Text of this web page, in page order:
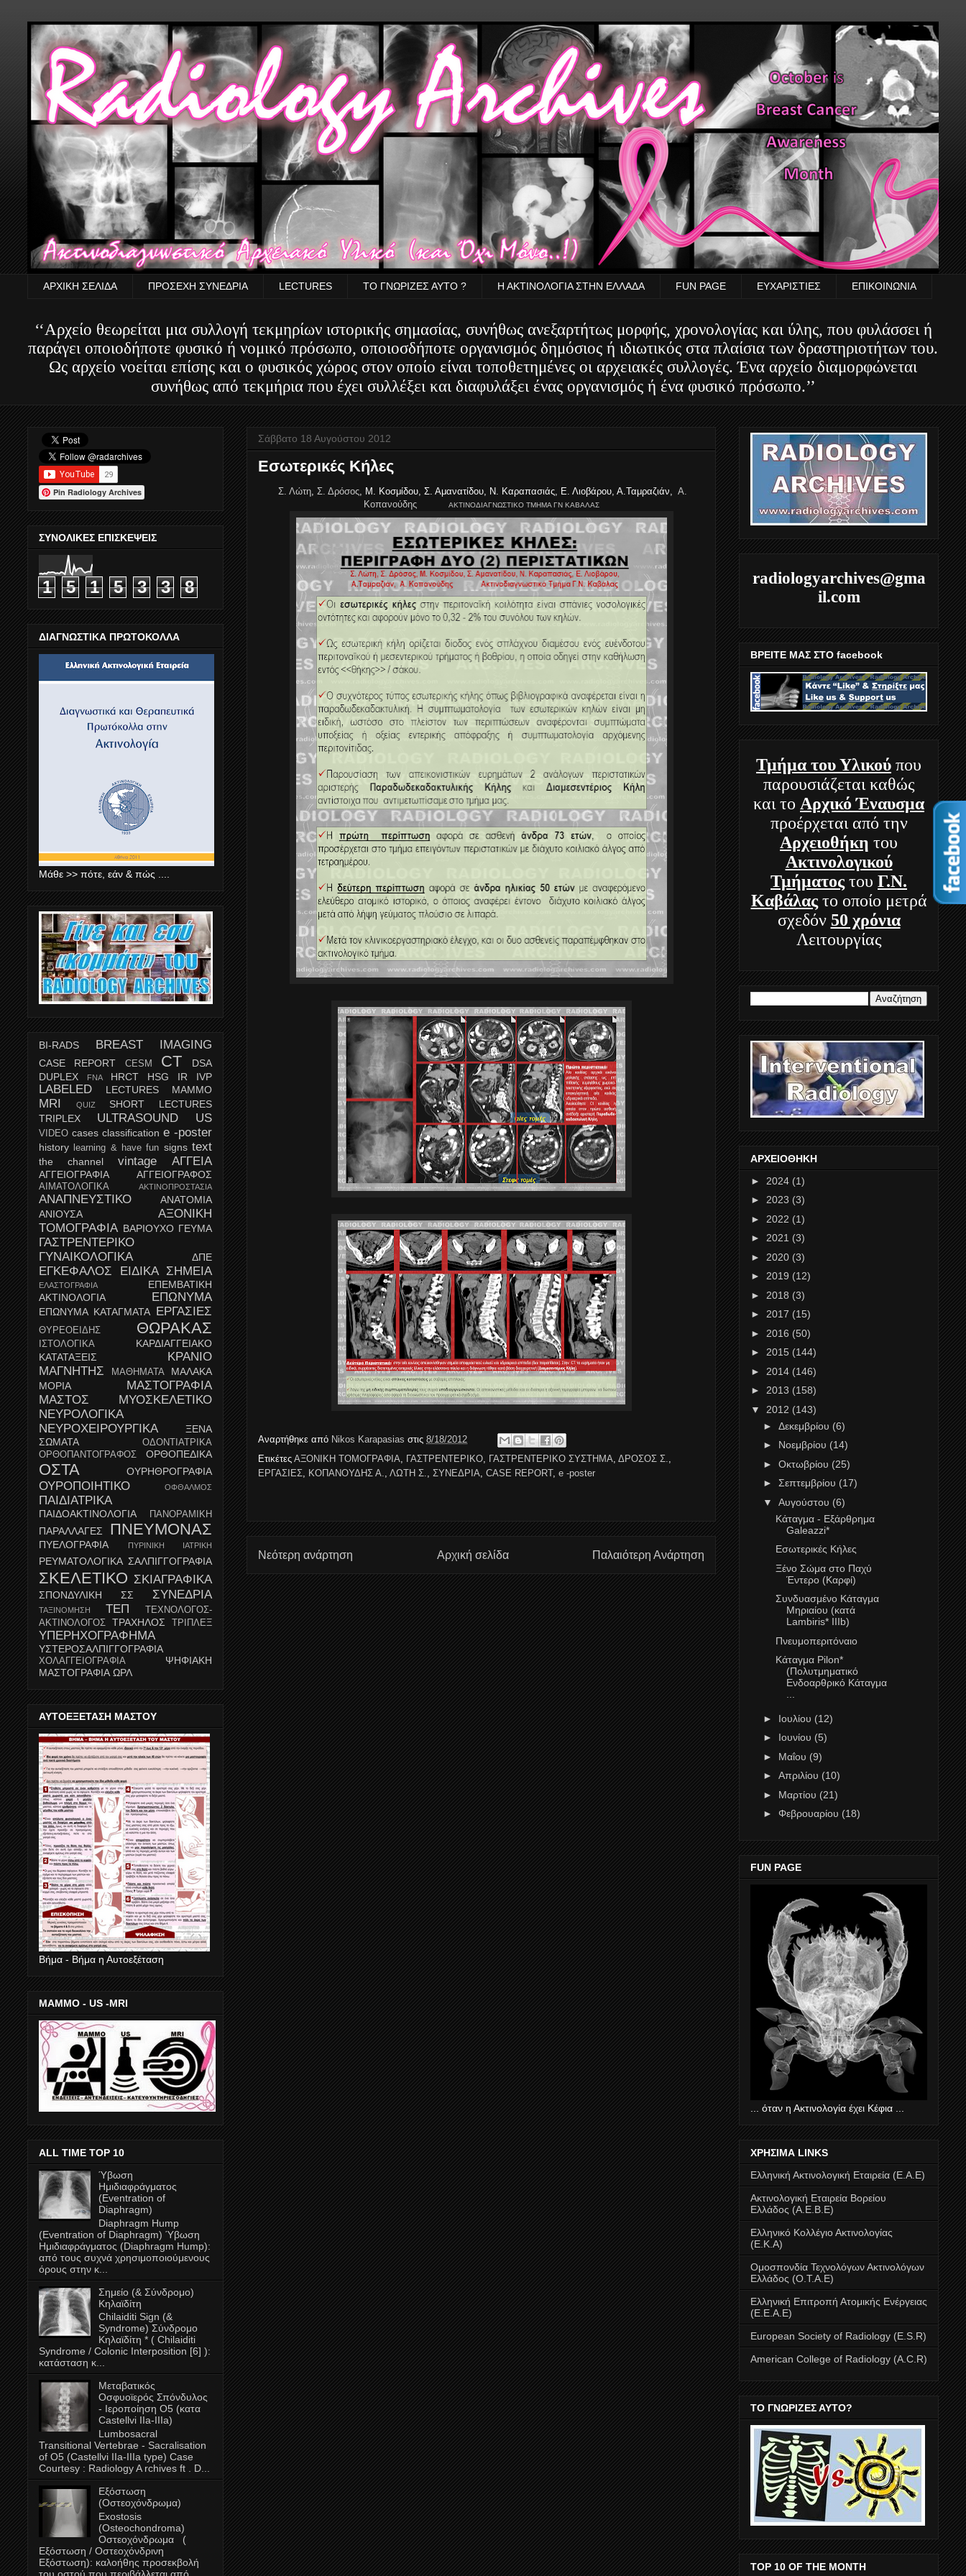
ΑΡΧΙΚΗ ΣΕΛΙΔΑ ΠΡΟΣΕΧΗ ΣΥΝΕΔΡΙΑ LECTURES ΤΟ ΓΝΩΡΙΖΕΣ ΑΥΤΟ ? Η ΑΚΤΙΝΟΛΟΓΙΑ ΣΤΗΝ ΕΛΛΑΔΑ FUN PAGE ΕΥΧΑΡΙΣΤΙΕΣ ΕΠΙΚΟΙΝΩΝΙΑ
‘‘Αρχείο θεωρείται μια συλλογή τεκμηρίων ιστορικής σημασίας, συνήθως ανεξαρτήτως μορφής, χρονολογίας και ύλης, που φυλάσσει ή
παράγει οποιοδήποτε φυσικό ή νομικό πρόσωπο, οποιοσδήποτε οργανισμός δημόσιος ή ιδιωτικός στα πλαίσια των δραστηριοτήτων του.
Ως αρχείο νοείται επίσης και ο φυσικός χώρος στον οποίο είναι τοποθετημένες οι αρχειακές συλλογές. Ένα αρχείο διαμορφώνεται
συνήθως από τεκμήρια που έχει συλλέξει και διαφυλάξει ένας οργανισμός ή ένα φυσικό πρόσωπο.’’
Σάββατο 18 Αυγούστου 2012
Εσωτερικές Κήλες
Σ. Λώτη Σ. Δρόσος , Μ. Κοσμίδου, Σ. Αμανατίδου, Ν. Καραπασιάς, Ε. Λιοβάρου, Α.Ταμραζιάν, Α.
Κοπανούδης
ΑΚΤΙΝΟΔΙΑΓΝΩΣΤΙΚΟ ΤΜΗΜΑ ΓΝ ΚΑΒΑΛΑΣ
Αναρτήθηκε από Nikos Karapasias στις 8/18/2012
Ετικέτες ΑΞΟΝΙΚΗ ΤΟΜΟΓΡΑΦΙΑ ΓΑΣΤΡΕΝΤΕΡΙΚΟ ΓΑΣΤΡΕΝΤΕΡΙΚΟ ΣΥΣΤΗΜΑ ΔΡΟΣΟΣ Σ.
ΕΡΓΑΣΙΕΣ
ΚΟΠΑΝΟΥΔΗΣ Α. ΛΩΤΗ Σ. ΣΥΝΕΔΡΙΑ CASE REPORT, e -poster
Νεότερη ανάρτηση Παλαιότερη Ανάρτηση
Αρχική σελίδα
Pin Radiology Archives
ΣΥΝΟΛΙΚΕΣ ΕΠΙΣΚΕΨΕΙΣ
1 5 1 5 3 3 8
ΔΙΑΓΝΩΣΤΙΚΑ ΠΡΩΤΟΚΟΛΛΑ
Μάθε >> πότε, εάν & πώς ....
BI-RADS BREAST IMAGING
CASE REPORT CESM CT
DSA
DUPLEX
FNA HRCT HSG IR IVP
LABELED LECTURES MAMMO
MRI QUIZ
SHORT LECTURES
TRIPLEX
ULTRASOUND US
VIDEO cases classification e -poster
history learning & have fun signs text
the channel vintage ΑΓΓΕΙΑ
ΑΓΓΕΙΟΓΡΑΦΙΑ ΑΓΓΕΙΟΓΡΑΦΟΣ
ΑΙΜΑΤΟΛΟΓΙΚΑ ΑΚΤΙΝΟΠΡΟΣΤΑΣΙΑ
ΑΝΑΠΝΕΥΣΤΙΚΟ
ΑΝΑΤΟΜΙΑ
ΑΝΙΟΥΣΑ
ΑΞΟΝΙΚΗ
ΤΟΜΟΓΡΑΦΙΑ ΒΑΡΙΟΥΧΟ ΓΕΥΜΑ
ΓΑΣΤΡΕΝΤΕΡΙΚΟ
ΓΥΝΑΙΚΟΛΟΓΙΚΑ
ΔΠΕ
ΕΓΚΕΦΑΛΟΣ ΕΙΔΙΚΑ ΣΗΜΕΙΑ
ΕΛΑΣΤΟΓΡΑΦΙΑ
ΕΠΕΜΒΑΤΙΚΗ
ΑΚΤΙΝΟΛΟΓΙΑ
ΕΠΩΝΥΜΑ
ΕΠΩΝΥΜΑ ΚΑΤΑΓΜΑΤΑ ΕΡΓΑΣΙΕΣ
ΘΥΡΕΟΕΙΔΗΣ ΘΩΡΑΚΑΣ
ΙΣΤΟΛΟΓΙΚΑ
ΚΑΡΔΙΑΓΓΕΙΑΚΟ
ΚΑΤΑΤΑΞΕΙΣ
ΚΡΑΝΙΟ
ΜΑΓΝΗΤΗΣ
ΜΑΘΗΜΑΤΑ
ΜΑΛΑΚΑ
ΜΟΡΙΑ
ΜΑΣΤΟΓΡΑΦΙΑ
ΜΑΣΤΟΣ
ΜΥΟΣΚΕΛΕΤΙΚΟ
ΝΕΥΡΟΛΟΓΙΚΑ
ΝΕΥΡΟΧΕΙΡΟΥΡΓΙΚΑ
ΞΕΝΑ
ΣΩΜΑΤΑ
ΟΔΟΝΤΙΑΤΡΙΚΑ
ΟΡΘΟΠΑΝΤΟΓΡΑΦΟΣ
ΟΡΘΟΠΕΔΙΚΑ
ΟΣΤΑ ΟΥΡΗΘΡΟΓΡΑΦΙΑ
ΟΥΡΟΠΟΙΗΤΙΚΟ ΟΦΘΑΛΜΟΣ
ΠΑΙΔΙΑΤΡΙΚΑ
ΠΑΙΔΟΑΚΤΙΝΟΛΟΓΙΑ ΠΑΝΟΡΑΜΙΚΗ
ΠΑΡΑΛΛΑΓΕΣ ΠΝΕΥΜΟΝΑΣ
ΠΥΕΛΟΓΡΑΦΙΑ ΠΥΡΙΝΙΚΗ ΙΑΤΡΙΚΗ
ΡΕΥΜΑΤΟΛΟΓΙΚΑ ΣΑΛΠΙΓΓΟΓΡΑΦΙΑ
ΣΚΕΛΕΤΙΚΟ ΣΚΙΑΓΡΑΦΙΚΑ
ΣΠΟΝΔΥΛΙΚΗ ΣΣ ΣΥΝΕΔΡΙΑ
ΤΑΞΙΝΟΜΗΣΗ ΤΕΠ
ΤΕΧΝΟΛΟΓΟΣ-
ΑΚΤΙΝΟΛΟΓΟΣ
ΤΡΑΧΗΛΟΣ ΤΡΙΠΛΕΞ
ΥΠΕΡΗΧΟΓΡΑΦΗΜΑ
ΥΣΤΕΡΟΣΑΛΠΙΓΓΟΓΡΑΦΙΑ
ΧΟΛΑΓΓΕΙΟΓΡΑΦΙΑ
ΨΗΦΙΑΚΗ
ΜΑΣΤΟΓΡΑΦΙΑ ΩΡΛ
ΑΥΤΟΕΞΕΤΑΣΗ ΜΑΣΤΟΥ
Βήμα - Βήμα η Αυτοεξέταση
ΜΑΜΜΟ - US -MRI
ALL TIME TOP 10
Ύβωση
Ημιδιαφράγματος
(Eventration of
Diaphragm)
Diaphragm Hump
(Eventration of Diaphragm) Ύβωση
Ημιδιαφράγματος (Diaphragm Ηump):
από τους συχνά χρησιμοποιούμενους
όρους στην κ...
Σημείο (& Σύνδρομο)
Κηλαϊδίτη
Chilaiditi Sign (&
Syndrome) Σύνδρομο
Κηλαϊδίτη * ( Chilaiditi
Syndrome / Colonic Interposition [6] ):
κατάσταση κ...
Μεταβατικός
Oσφυοϊερός Σπόνδυλος
- Ιεροποίηση Ο5 (κατα
Castellvi IIa-ΙΙΙa)
Lumbosacral
Transitional Vertebrae - Sacralisation
of O5 (Castellvi IIa-IIIa type) Case
Courtesy : Radiology A rchives ft . D...
Εξόστωση
(Οστεοχόνδρωμα)
Exostosis
(Οsteochondroma)
Οστεοχόνδρωμα (
Εξόστωση / Οστεοχόνδρινη
Εξόστωση): καλοήθης προσεκβολή
radiologyarchives@gma
il.com
ΒΡΕΙΤΕ ΜΑΣ ΣΤΟ facebook
Τμήμα του Υλικού που
παρουσιάζεται καθώς
και το Αρχικό Έναυσμα
προέρχεται από την
Αρχειοθήκη του
Ακτινολογικού
Τμήματος του Γ.Ν.
Καβάλαςτο οποίο μετρά
σχεδόν 50 χρόνια
Λειτουργίας
ΑΡΧΕΙΟΘΗΚΗ
► 2024 (1)
► 2023 (3)
► 2022 (1)
► 2021 (3)
► 2020 (3)
► 2019 (12)
► 2018 (3)
► 2017 (15)
► 2016 (50)
► 2015 (144)
► 2014 (146)
► 2013 (158)
▼ 2012 (143)
► Δεκεμβρίου (6)
► Νοεμβρίου (14)
► Οκτωβρίου (25)
► Σεπτεμβρίου (17)
▼ Αυγούστου (6)
Κάταγμα - Εξάρθρημα
Galeazzi*
Εσωτερικές Κήλες
Ξένο Σώμα στο Παχύ
Έντερο (Καρφί)
Συνδυασμένο Κάταγμα
Μηριαίου (κατά
Lambiris* ΙΙΙb)
Πνευμοπεριτόναιο
Κάταγμα Pilon*
(Πολυτμηματικό
Ενδοαρθρικό Κάταγμα
► Ιουλίου (12)
► Ιουνίου (5)
► Μαΐου (9)
► Απριλίου (10)
► Μαρτίου (21)
► Φεβρουαρίου (18)
FUN PAGE
... όταν η Ακτινολογία έχει Κέφια ...
ΧΡΗΣΙΜΑ LINKS
Ελληνική Ακτινολογική Εταιρεία (Ε.Α.Ε)
Ακτινολογική Εταιρεία Βορείου
Ελλάδος (Α.Ε.Β.Ε)
Ελληνικό Κολλέγιο Ακτινολογίας
(Ε.Κ.Α)
Ομοσπονδία Τεχνολόγων Ακτινολόγων
Ελλάδος (Ο.Τ.Α.Ε)
Ελληνική Επιτροπή Ατομικής Ενέργειας
(E.E.A.E)
European Society of Radiology (E.S.R)
American College of Radiology (A.C.R)
ΤΟ ΓΝΩΡΙΖΕΣ ΑΥΤΟ?
TOP 10 OF THE MONTH